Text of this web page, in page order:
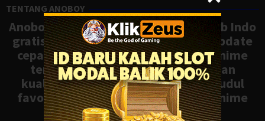
TENTANG ANOBOY
Anoboy adalah situs nonton anime sub Indo
gratis dengan koleksi lengkap dan update
cepat, mirip Samehadaku. Tonton anime
terbaru, ongoing, dan batch dengan
kualitas HD tanpa ribet. Temukan judul
favoritmu dan nikmati streaming anime
terbaik kapan saja.